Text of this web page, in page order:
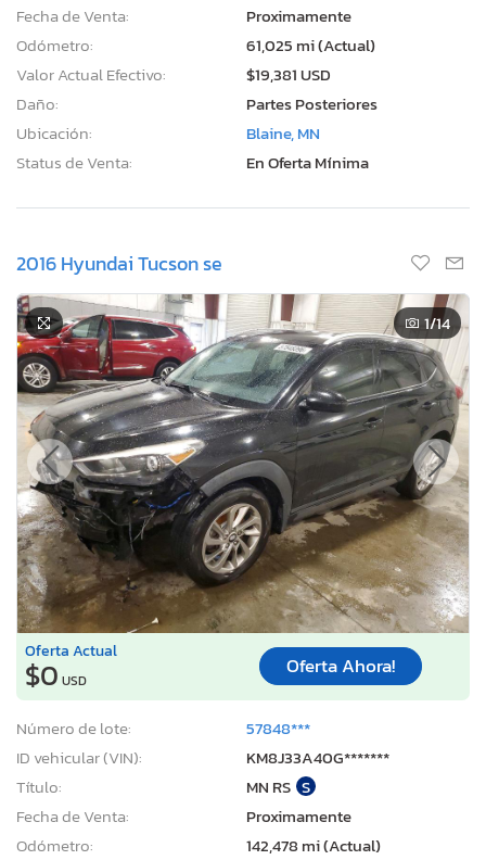
Fecha de Venta:
Proximamente
Odómetro:
61,025 mi (Actual)
Valor Actual Efectivo:
$19,381 USD
Daño:
Partes Posteriores
Ubicación:
Blaine, MN
Status de Venta:
En Oferta Mínima
2016 Hyundai Tucson se
1/14
Oferta Actual
$0 USD
Oferta Ahora!
Número de lote:
57848***
ID vehicular (VIN):
KM8J33A40G*******
Título:
MN RS S
Fecha de Venta:
Proximamente
Odómetro:
142,478 mi (Actual)